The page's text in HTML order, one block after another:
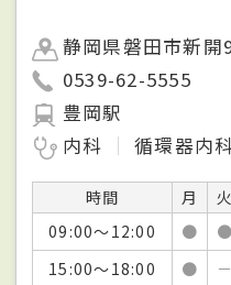
静岡県磐田市新開
0539-62-5555
豊岡駅
内科
循環器内
時間 月 火
09:00～12:00
● ●
15:00～18:00
● －